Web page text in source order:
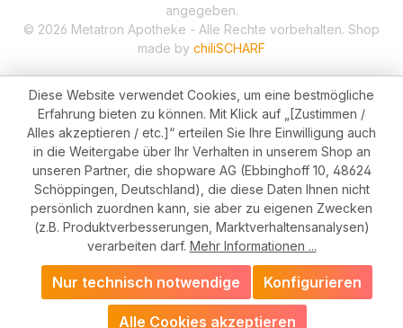
angegeben.
© 2026 Metatron Apotheke - Alle Rechte vorbehalten. Shop
made by chiliSCHARF
Diese Website verwendet Cookies, um eine bestmögliche
Erfahrung bieten zu können. Mit Klick auf „[Zustimmen /
Alles akzeptieren / etc.]“ erteilen Sie Ihre Einwilligung auch
in die Weitergabe über Ihr Verhalten in unserem Shop an
unseren Partner, die shopware AG (Ebbinghoff 10, 48624
Schöppingen, Deutschland), die diese Daten Ihnen nicht
persönlich zuordnen kann, sie aber zu eigenen Zwecken
(z.B. Produktverbesserungen, Marktverhaltensanalysen)
verarbeiten darf. Mehr Informationen ...
Nur technisch notwendige Konfigurieren
Alle Cookies akzeptieren